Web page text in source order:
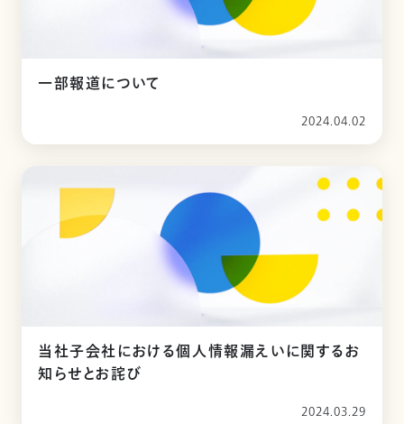
一部報道について
2024.04.02
当社子会社における個人情報漏えいに関するお
知らせとお詫び
2024.03.29